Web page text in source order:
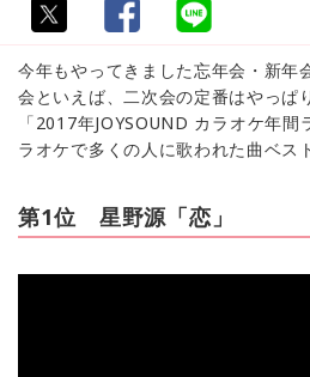
今年もやってきました忘年会・新年
会といえば、二次会の定番はやっぱ
「2017年JOYSOUND カラオケ年
ラオケで多くの人に歌われた曲ベス
第1位 星野源「恋」